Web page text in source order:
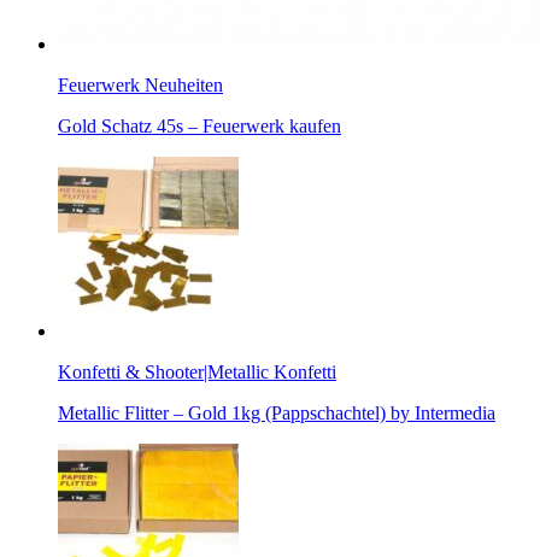
Feuerwerk Neuheiten
Gold Schatz 45s – Feuerwerk kaufen
Konfetti & Shooter|Metallic Konfetti
Metallic Flitter – Gold 1kg (Pappschachtel) by Intermedia